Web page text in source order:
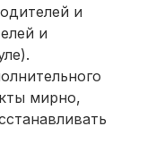
и
и
мирно,